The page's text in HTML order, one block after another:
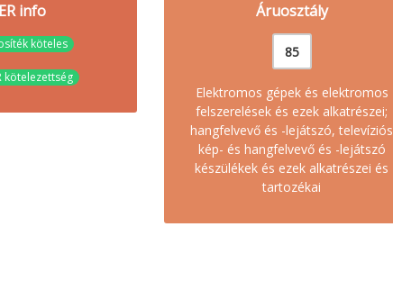
info
köteles
kötelezettség
Áruosztály
85
Elektromos gépek és elektromos
felszerelések és ezek alkatrészei;
hangfelvevő és -lejátszó, televíziós
kép- és hangfelvevő és -lejátszó
készülékek és ezek alkatrészei és
tartozékai